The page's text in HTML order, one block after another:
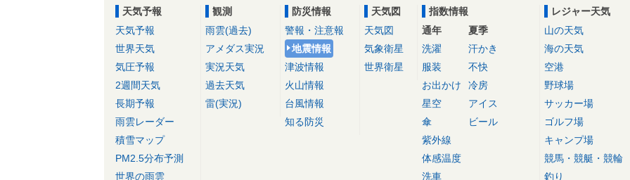
天気予報
天気予報
世界天気
気圧予報
2週間天気
長期予報
雨雲レーダー
積雪マップ
PM2.5分布予測
世界の雨雲
観測
雨雲(過去)
アメダス実況
実況天気
過去天気
雷(実況)
防災情報
警報・注意報
地震情報
津波情報
火山情報
台風情報
知る防災
天気図
天気図
気象衛星
世界衛星
指数情報
通年
洗濯
服装
お出かけ
星空
傘
紫外線
体感温度
洗車
夏季
汗かき
不快
冷房
アイス
ビール
レジャー天気
山の天気
海の天気
空港
野球場
サッカー場
ゴルフ場
キャンプ場
競馬・競艇・競輪
釣り